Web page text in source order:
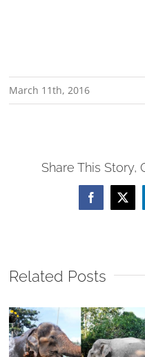
March 11th, 2016
Share This Story,
Facebook
X
Related Posts